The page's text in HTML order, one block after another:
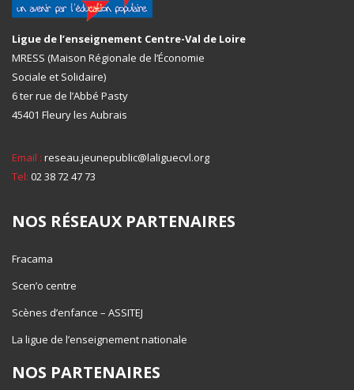
Ligue de l’enseignement Centre-Val de Loire
MRESS (Maison Régionale de l’Économie
Sociale et Solidaire)
6 ter rue de l’Abbé Pasty
45401 Fleury les Aubrais
Email : reseau.jeunepublic@laliguecvl.org
Tel: 02 38 72 47 73
NOS RÉSEAUX PARTENAIRES
Fracama
Scen’o centre
Scènes d’enfance – ASSITEJ
La ligue de l’enseignement nationale
NOS PARTENAIRES